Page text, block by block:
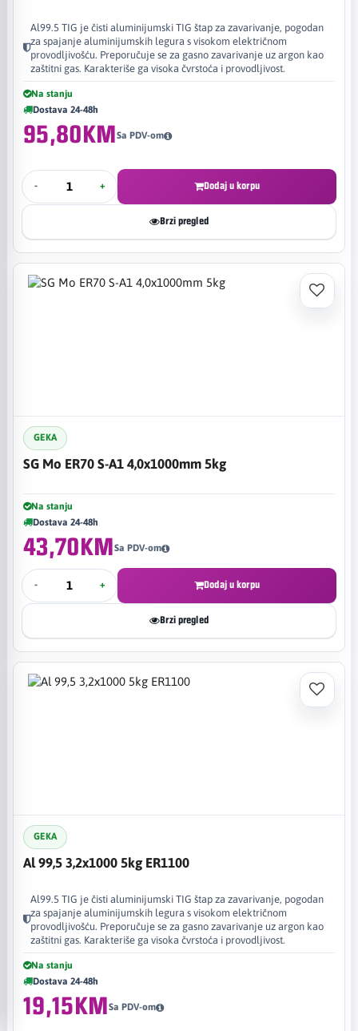
Al99.5 TIG je čisti aluminijumski TIG štap za zavarivanje, pogodan
za spajanje aluminijumskih legura s visokom električnom
provodljivošću. Preporučuje se za gasno zavarivanje uz argon kao
zaštitni gas. Karakteriše ga visoka čvrstoća i provodljivost.
Na stanju
Dostava 24-48h
95,80KMSa PDV-om
- + Dodaj u korpu
Brzi pregled
GEKA
SG Mo ER70 S-A1 4,0x1000mm 5kg
Na stanju
Dostava 24-48h
43,70KMSa PDV-om
- + Dodaj u korpu
Brzi pregled
GEKA
Al 99,5 3,2x1000 5kg ER1100
Al99.5 TIG je čisti aluminijumski TIG štap za zavarivanje, pogodan
za spajanje aluminijumskih legura s visokom električnom
provodljivošću. Preporučuje se za gasno zavarivanje uz argon kao
zaštitni gas. Karakteriše ga visoka čvrstoća i provodljivost.
Na stanju
Dostava 24-48h
19,15KMSa PDV-om